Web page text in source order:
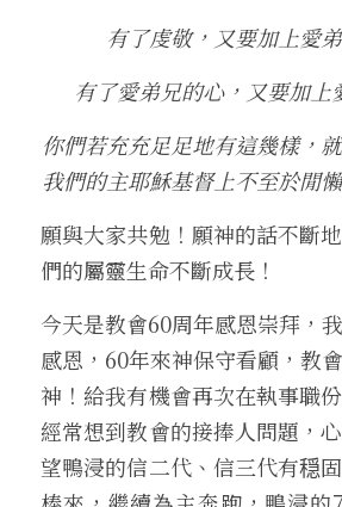
有了虔敬，又要加上愛
有了愛弟兄的心，又要加上
你們若充充足足地有這幾樣，
我們的主耶穌基督上不至於閒
願與大家共勉！願神的話不斷
們的屬靈生命不斷成長！
今天是教會60周年感恩崇拜，
感恩，60年來神保守看顧，教
神！給我有機會再次在執事職
經常想到教會的接捧人問題，
望鴨浸的信二代、信三代有穏